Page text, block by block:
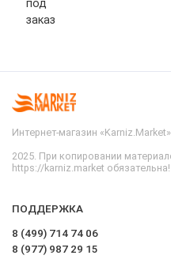
Интернет-магазин «Karniz.Market»
2025. При копировании
https://karniz.market обязательна!
ПОДДЕРЖКА
8 (499) 714 74 06
8 (977) 987 29 15